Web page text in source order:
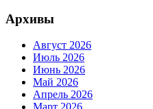
Архивы
Август 2026
Июль 2026
Июнь 2026
Май 2026
Апрель 2026